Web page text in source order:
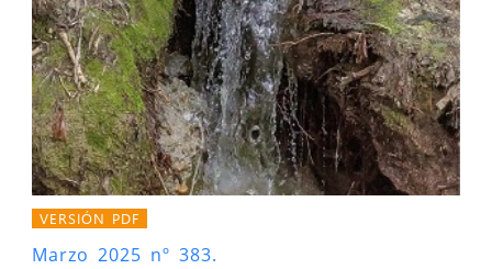
VERSIÓN PDF
Marzo 2025 nº 383.